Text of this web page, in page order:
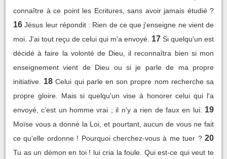
connaître à ce point les Ecritures, sans avoir jamais étudié ?
16 Jésus leur répondit : Rien de ce que j'enseigne ne vient de
moi. J'ai tout reçu de celui qui m'a envoyé. 17 Si quelqu'un est
décidé à faire la volonté de Dieu, il reconnaîtra bien si mon
enseignement vient de Dieu ou si je parle de ma propre
initiative.
18 Celui qui parle en son propre nom recherche sa
propre gloire. Mais si quelqu'un vise à honorer celui qui l'a
envoyé, c'est un homme vrai ; il n'y a rien de faux en lui.
19
Moïse vous a donné la Loi, et pourtant, aucun de vous ne fait
ce qu'elle ordonne ! Pourquoi cherchez-vous à me tuer ? 20
Tu as un démon en toi ! lui cria la foule. Qui est-ce qui veut te